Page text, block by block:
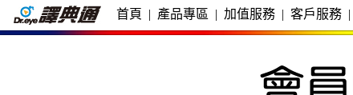
首頁 | 產品專區 | 加值服務 | 客戶服務 |